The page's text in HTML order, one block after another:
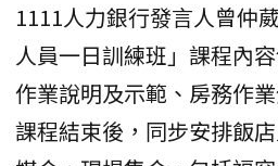
1111人力銀行發言人曾仲
人員一日訓練班」課程內
作業說明及示範、房務作
課程結束後，同步安排飯